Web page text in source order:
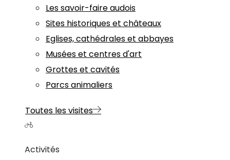
Les savoir-faire audois
Sites historiques et châteaux
Eglises, cathédrales et abbayes
Musées et centres d'art
Grottes et cavités
Parcs animaliers
Toutes les visites
Activités